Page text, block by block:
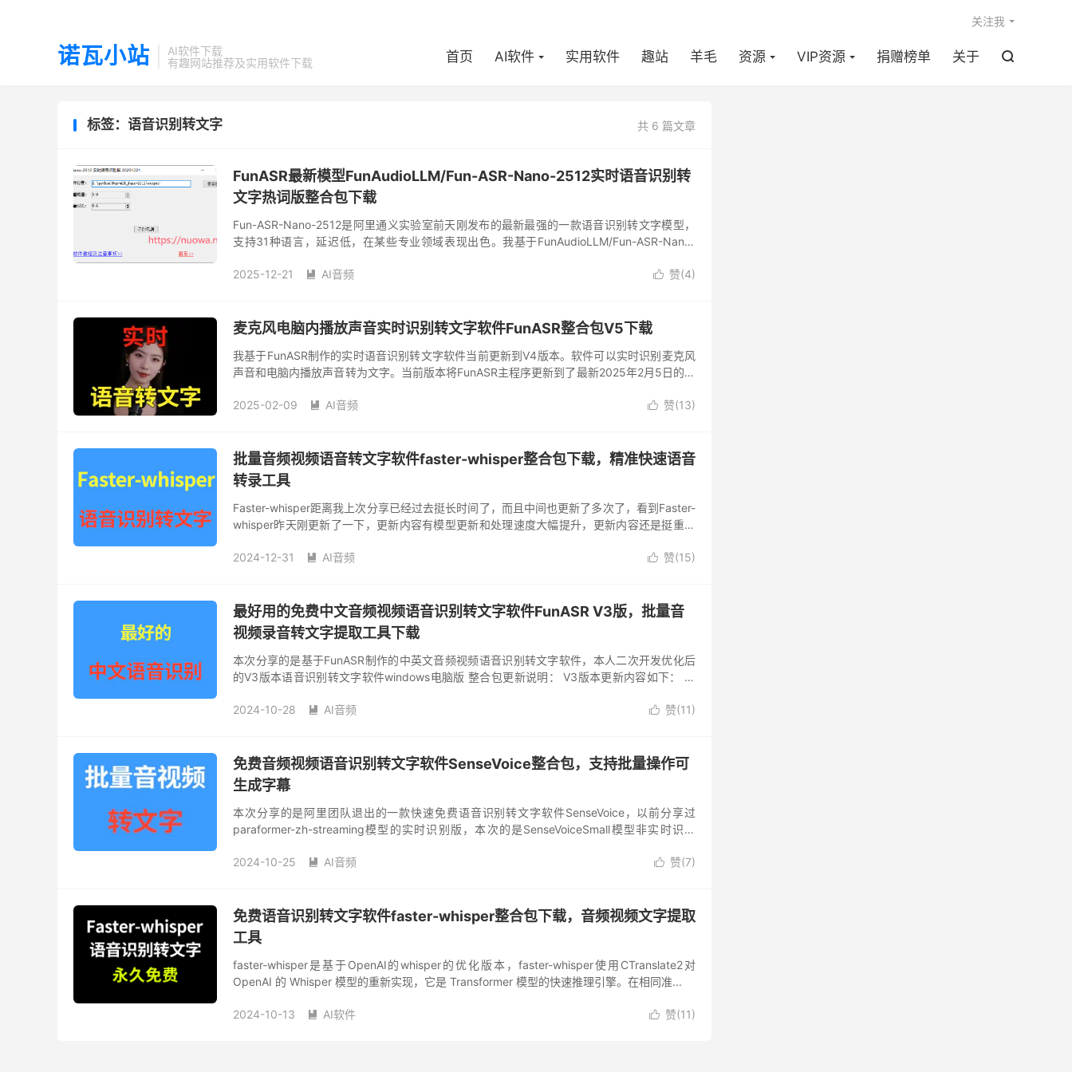
诺瓦小站
AI软件下载
有趣网站推荐及实用软件下载
首页 AI软件 实用软件 趣站 羊毛 资源 VIP资源 捐赠榜单 关于 
关注我
共 6 篇文章
标签：语音识别转文字
FunASR最新模型FunAudioLLM/Fun-ASR-Nano-2512实时语音识别转
文字热词版整合包下载
Fun-ASR-Nano-2512是阿里通义实验室前天刚发布的最新最强的一款语音识别转文字模型，
支持31种语言，延迟低，在某些专业领域表现出色。我基于FunAudioLLM/Fun-ASR-Nano-
 赞(4)
2025-12-21  AI音频
麦克风电脑内播放声音实时识别转文字软件FunASR整合包V5下载
我基于FunASR制作的实时语音识别转文字软件当前更新到V4版本。软件可以实时识别麦克风
声音和电脑内播放声音转为文字。当前版本将FunASR主程序更新到了最新2025年2月5日的最
 赞(13)
2025-02-09  AI音频
批量音频视频语音转文字软件faster-whisper整合包下载，精准快速语音
转录工具
Faster-whisper距离我上次分享已经过去挺长时间了，而且中间也更新了多次了，看到Faster-
whisper昨天刚更新了一下，更新内容有模型更新和处理速度大幅提升，更新内容还是挺重要
 赞(15)
2024-12-31  AI音频
最好用的免费中文音频视频语音识别转文字软件FunASR V3版，批量音
视频录音转文字提取工具下载
本次分享的是基于FunASR制作的中英文音频视频语音识别转文字软件，本人二次开发优化后
的V3版本语音识别转文字软件windows电脑版 整合包更新说明： V3版本更新内容如下： 音
 赞(11)
2024-10-28  AI音频
免费音频视频语音识别转文字软件SenseVoice整合包，支持批量操作可
生成字幕
本次分享的是阿里团队退出的一款快速免费语音识别转文字软件SenseVoice，以前分享过
paraformer-zh-streaming模型的实时识别版，本次的是SenseVoiceSmall模型非实时识别
 赞(7)
2024-10-25  AI音频
免费语音识别转文字软件faster-whisper整合包下载，音频视频文字提取
工具
faster-whisper是基于OpenAI的whisper的优化版本，faster-whisper使用CTranslate2对
OpenAI 的 Whisper 模型的重新实现，它是 Transformer 模型的快速推理引擎。在相同准...
 赞(11)
2024-10-13  AI软件